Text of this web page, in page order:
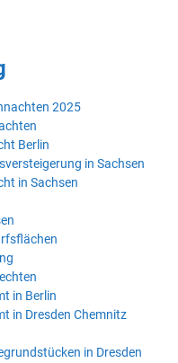
2025
Berlin
in Sachsen
in Sachsen
in Berlin
in Dresden Chemnitz
in Dresden